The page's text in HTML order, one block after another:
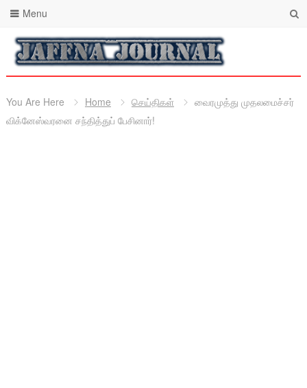
Menu
You Are Here Home செய்திகள்
வைரமுத்து முதலமைச்சர்
விக்னேஸ்வரனை சந்தித்துப் பேசினார்!